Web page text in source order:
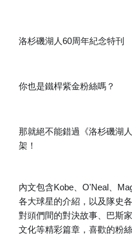
洛杉磯湖人60周年紀念特刊
你也是鐵桿紫金粉絲嗎？
那就絕不能錯過《洛杉磯湖
架！
內文包含Kobe、O'Neal、
各大球星的介紹，以及隊史
對頭們間的對決故事、巴斯
文化等精彩篇章，喜歡的粉